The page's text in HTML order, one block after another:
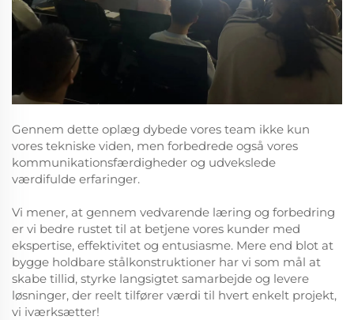
Gennem dette oplæg dybede vores team ikke kun
vores tekniske viden, men forbedrede også vores
kommunikationsfærdigheder og udvekslede
værdifulde erfaringer.
Vi mener, at gennem vedvarende læring og forbedring
er vi bedre rustet til at betjene vores kunder med
ekspertise, effektivitet og entusiasme. Mere end blot at
bygge holdbare stålkonstruktioner har vi som mål at
skabe tillid, styrke langsigtet samarbejde og levere
løsninger, der reelt tilfører værdi til hvert enkelt projekt,
vi iværksætter!